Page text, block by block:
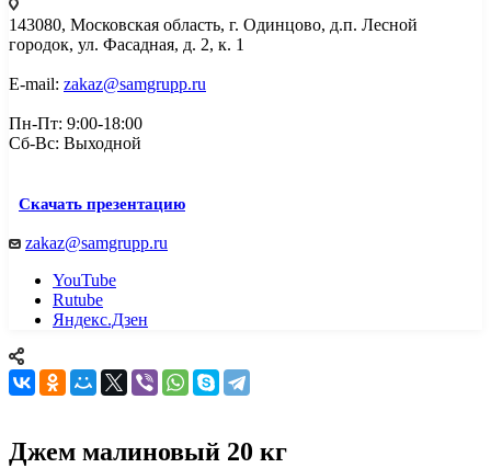
143080, Mосковская область, г. Одинцово, д.п. Лесной
городок, ул. Фасадная, д. 2, к. 1
E-mail: zakaz@samgrupp.ru
Пн-Пт: 9:00-18:00
Сб-Вс: Выходной
Скачать презентацию
zakaz@samgrupp.ru
YouTube
Rutube
Яндекс.Дзен
Джем малиновый 20 кг